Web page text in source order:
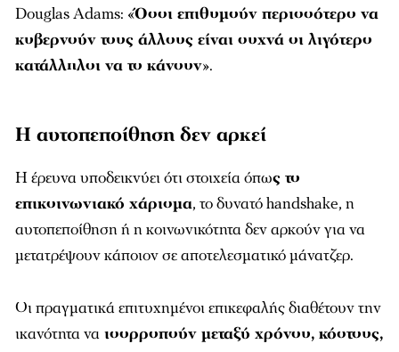
Douglas Adams: «Όσοι επιθυμούν περισσότερο να
κυβερνούν τους άλλους είναι συχνά οι λιγότερο
κατάλληλοι να το κάνουν».
Η αυτοπεποίθηση δεν αρκεί
Η έρευνα υποδεικνύει ότι στοιχεία όπως το
επικοινωνιακό χάρισμα, το δυνατό handshake, η
αυτοπεποίθηση ή η κοινωνικότητα δεν αρκούν για να
μετατρέψουν κάποιον σε αποτελεσματικό μάνατζερ.
Οι πραγματικά επιτυχημένοι επικεφαλής διαθέτουν την
ικανότητα να ισορροπούν μεταξύ χρόνου, κόστους,